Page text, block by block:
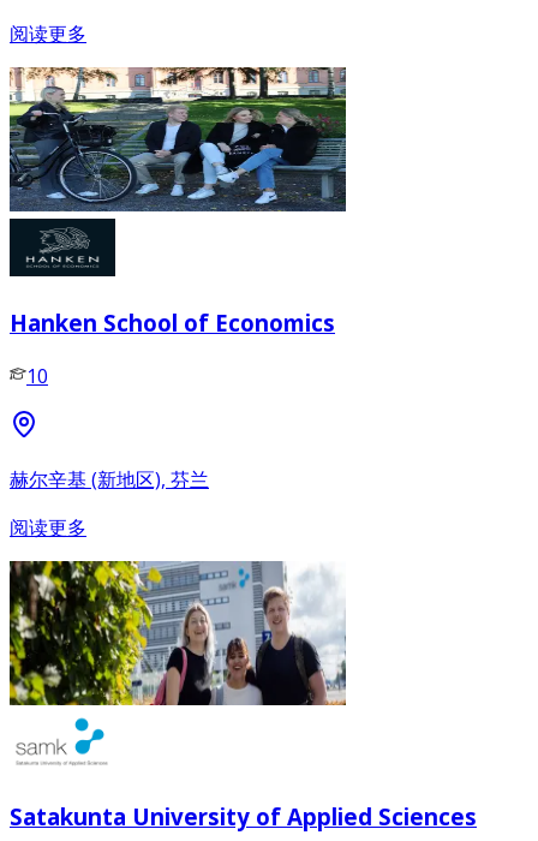
阅读更多
Hanken School of Economics
10
赫尔辛基 (新地区), 芬兰
阅读更多
Satakunta University of Applied Sciences